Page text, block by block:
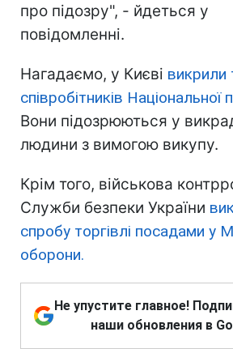
про підозру", - йдеться у
повідомленні.
Нагадаємо, у Києві викрили
співробітників Національної
Вони підозрюються у
людини з вимогою викупу.
Крім того, військова
Служби безпеки України
спробу торгівлі посадами у
оборони.
Не упустите главное!
наши обновления в